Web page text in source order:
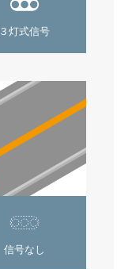
３灯式信号
信号なし